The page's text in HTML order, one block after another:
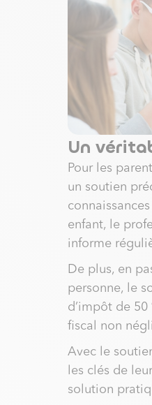
Un
Pour les
un soutien
enfant, le
informe
De plus, en
personne, le
d’impôt de 50
fiscal non
Avec le
les clés de
solution